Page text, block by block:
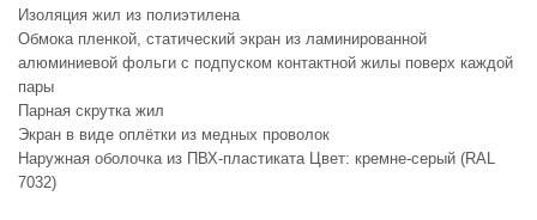
Изоляция жил из полиэтилена
Обмока пленкой, статический экран из ламинированной
алюминиевой фольги с подпуском контактной жилы поверх каждой
пары
Парная скрутка жил
Экран в виде оплётки из медных проволок
Наружная оболочка из ПВХ-пластиката Цвет: кремне-серый (RAL
7032)